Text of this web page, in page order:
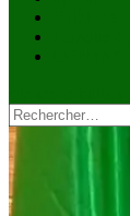
Rechercher :